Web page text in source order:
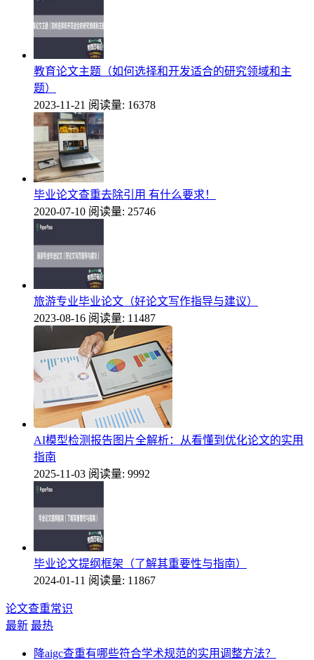
教育论文主题（如何选择和开发适合的研究领域和主
题）
2023-11-21 阅读量: 16378
毕业论文查重去除引用 有什么要求！
2020-07-10 阅读量: 25746
旅游专业毕业论文（好论文写作指导与建议）
2023-08-16 阅读量: 11487
AI模型检测报告图片全解析：从看懂到优化论文的实用
指南
2025-11-03 阅读量: 9992
毕业论文提纲框架（了解其重要性与指南）
2024-01-11 阅读量: 11867
论文查重常识
最新 最热
降aigc查重有哪些符合学术规范的实用调整方法？